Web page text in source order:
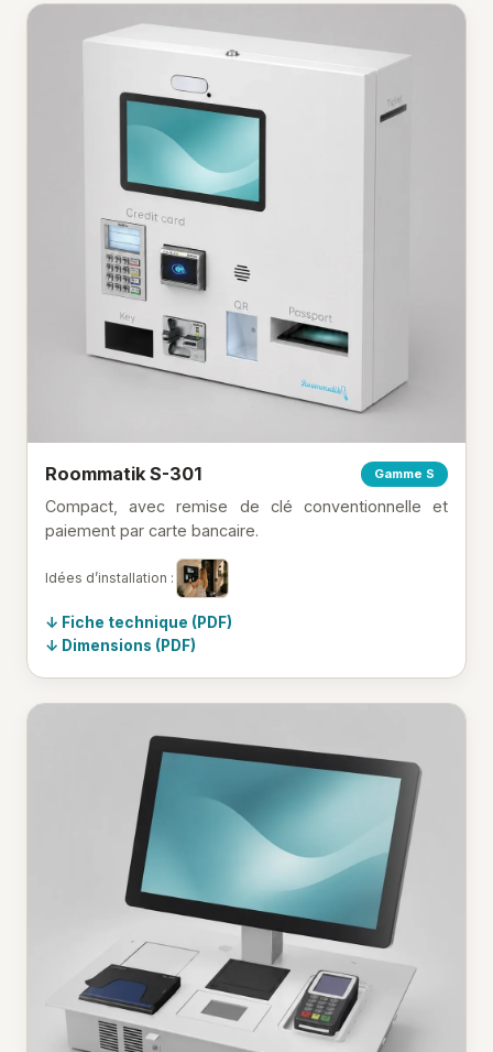
Roommatik S-301 Gamme S
Compact, avec remise de clé conventionnelle et
paiement par carte bancaire.
Idées d’installation :
Fiche technique (PDF)
Dimensions (PDF)